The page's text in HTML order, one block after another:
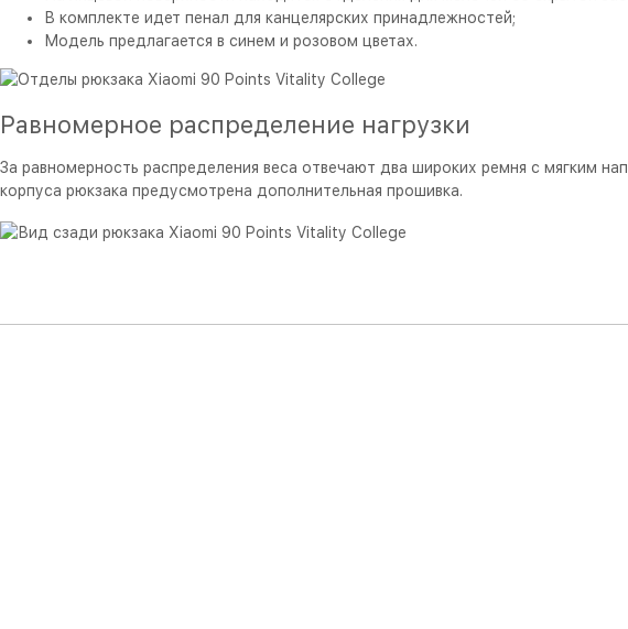
В комплекте идет пенал для канцелярских принадлежностей;
Модель предлагается в синем и розовом цветах.
Равномерное распределение нагрузки
За равномерность распределения веса отвечают два широких ремня с мягким
корпуса рюкзака предусмотрена дополнительная прошивка.